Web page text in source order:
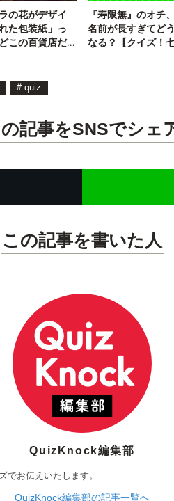
ラの花がデザイ
た包装紙」っ
この百貨店だ
『寿限無』のオチ、
名前が長すぎてどう
なる？【クイズ！
# quiz
記事をSNSでシェ
この記事を書いた人
QuizKnock編集部
でお伝えいたします。
QuizKnock編集部の記事一覧へ